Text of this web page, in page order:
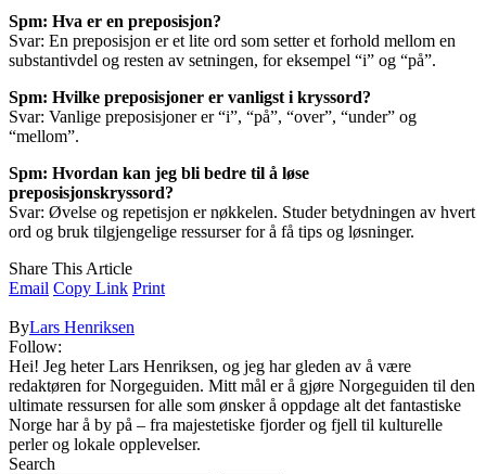
Spm: Hva er en preposisjon?
Svar: En preposisjon er et lite ord som setter et forhold mellom en
substantivdel og resten av setningen, for eksempel “i” og “på”.
Spm: Hvilke preposisjoner er vanligst i kryssord?
Svar: Vanlige preposisjoner er “i”, “på”, “over”, “under” og
“mellom”.
Spm: Hvordan kan jeg bli bedre til å løse
preposisjonskryssord?
Svar: Øvelse og repetisjon er nøkkelen. Studer betydningen av hvert
ord og bruk tilgjengelige ressurser for å få tips og løsninger.
Share This Article
Email Copy Link Print
ByLars Henriksen
Follow:
Hei! Jeg heter Lars Henriksen, og jeg har gleden av å være
redaktøren for Norgeguiden. Mitt mål er å gjøre Norgeguiden til den
ultimate ressursen for alle som ønsker å oppdage alt det fantastiske
Norge har å by på – fra majestetiske fjorder og fjell til kulturelle
perler og lokale opplevelser.
Search